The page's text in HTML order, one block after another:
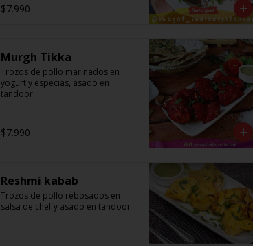
$7.990
Murgh Tikka
Trozos de pollo marinados en
yogurt y especias, asado en
tandoor
$7.990
Reshmi kabab
Trozos de pollo rebosados en
salsa de chef y asado en tandoor